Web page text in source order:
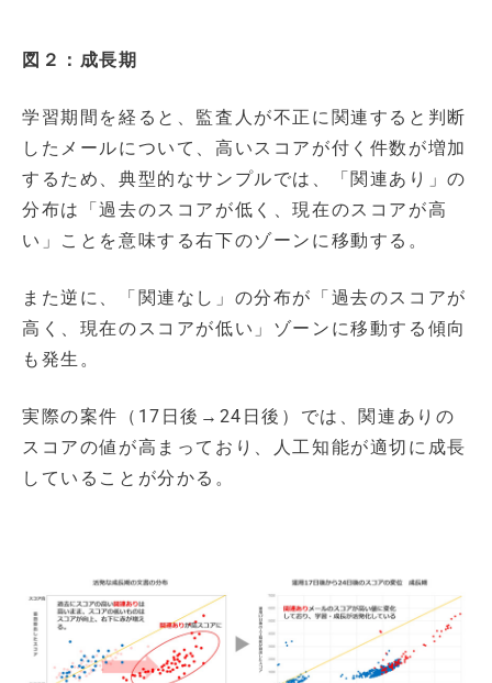
図２：成長期
学習期間を経ると、監査人が不正に関連すると判断
したメールについて、高いスコアが付く件数が増加
するため、典型的なサンプルでは、「関連あり」の
分布は「過去のスコアが低く、現在のスコアが高
い」ことを意味する右下のゾーンに移動する。
また逆に、「関連なし」の分布が「過去のスコアが
高く、現在のスコアが低い」ゾーンに移動する傾向
も発生。
実際の案件（17日後→24日後）では、関連ありの
スコアの値が高まっており、人工知能が適切に成長
していることが分かる。